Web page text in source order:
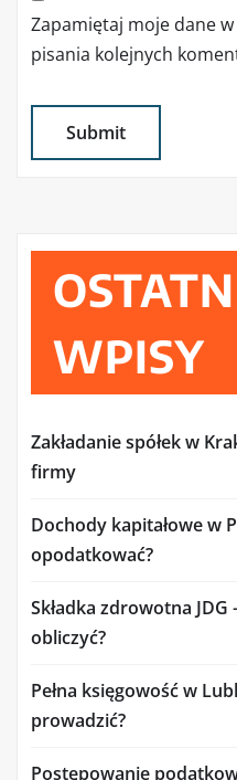
Zapamiętaj moje dane
pisania kolejnych
WPISY
Zakładanie spółek w
firmy
Dochody kapitałowe w
opodatkować?
Składka zdrowotna
obliczyć?
Pełna księgowość w
prowadzić?
Postępowanie